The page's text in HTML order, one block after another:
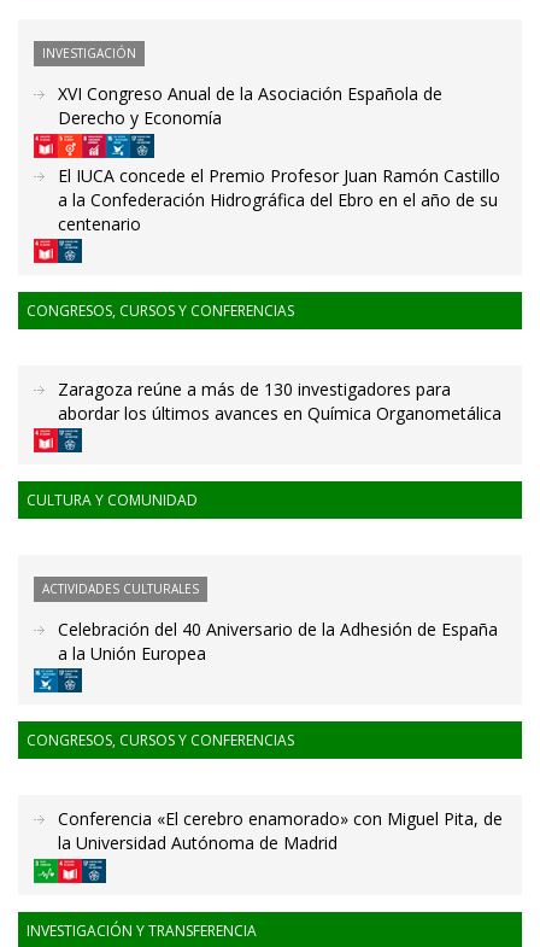
INVESTIGACIÓN
XVI Congreso Anual de la Asociación Española de
Derecho y Economía
El IUCA concede el Premio Profesor Juan Ramón Castillo
a la Confederación Hidrográfica del Ebro en el año de su
centenario
CONGRESOS, CURSOS Y CONFERENCIAS
Zaragoza reúne a más de 130 investigadores para
abordar los últimos avances en Química Organometálica
CULTURA Y COMUNIDAD
ACTIVIDADES CULTURALES
Celebración del 40 Aniversario de la Adhesión de España
a la Unión Europea
CONGRESOS, CURSOS Y CONFERENCIAS
Conferencia «El cerebro enamorado» con Miguel Pita, de
la Universidad Autónoma de Madrid
INVESTIGACIÓN Y TRANSFERENCIA